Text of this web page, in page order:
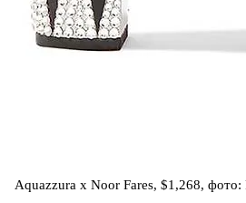
Aquazzura х Noor Fares, $1,268, фото: